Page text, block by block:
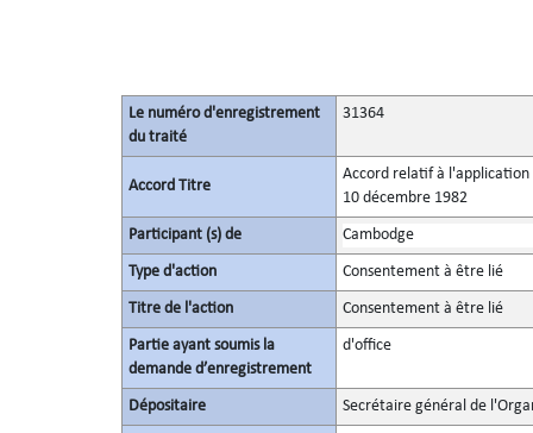
Le numéro d'enregistrement
du traité
31364
Accord Titre
Accord relatif à l'application
10 décembre 1982
Participant (s) de Cambodge
Type d'action Consentement à être lié
Titre de l'action Consentement à être lié
Partie ayant soumis la
demande d’enregistrement
d'office
Dépositaire Secrétaire général de